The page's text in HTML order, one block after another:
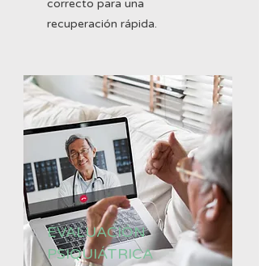
correcto para una
recuperación rápida.
EVALUACIÓN
PSIQUIÁTRICA